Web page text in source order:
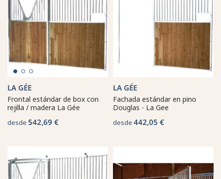
LA GÉE
Frontal estándar de box con
rejilla / madera La Gée
desde 542,69 €
LA GÉE
Fachada estándar en pino
Douglas - La Gee
desde 442,05 €